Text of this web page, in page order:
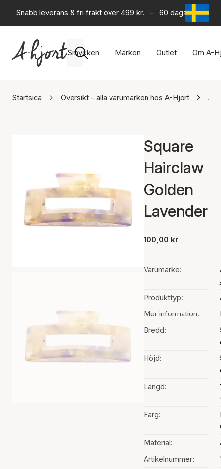
Snabb leverans & fri frakt över 499 kr. - 60 dagars
Smycken Märken Outlet Om A-
Startsida Översikt - alla varumärken hos A-Hjort A-
Square
Hairclaw
Golden
Lavender
100,00 kr
Varumärke:
Produkttyp:
Mer information:
Bredd:
Höjd:
Längd:
Färg:
Material:
Artikelnummer: